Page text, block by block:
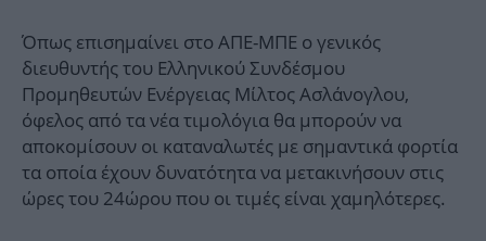
Όπως επισημαίνει στο ΑΠΕ-ΜΠΕ ο γενικός
διευθυντής του Ελληνικού Συνδέσμου
Προμηθευτών Ενέργειας Μίλτος Ασλάνογλου,
όφελος από τα νέα τιμολόγια θα μπορούν να
αποκομίσουν οι καταναλωτές με σημαντικά φορτία
τα οποία έχουν δυνατότητα να μετακινήσουν στις
ώρες του 24ώρου που οι τιμές είναι χαμηλότερες.